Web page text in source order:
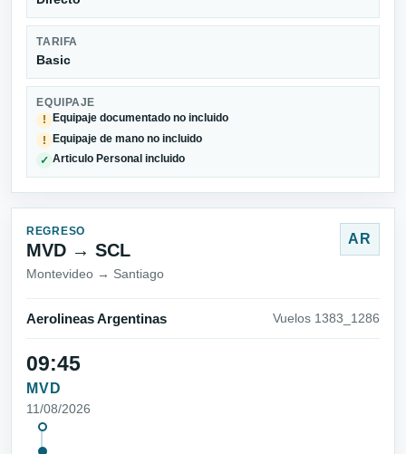
TARIFA
Basic
EQUIPAJE
!
Equipaje documentado no incluido
! Equipaje de mano no incluido
✓ Articulo Personal incluido
REGRESO
MVD → SCL
Montevideo → Santiago
AR
Aerolineas Argentinas Vuelos 1383_1286
09:45
MVD
11/08/2026